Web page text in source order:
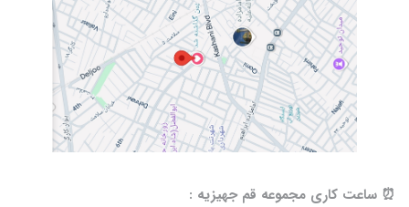
⏰️ ساعت کاری مجموعه قم جهیزیه :